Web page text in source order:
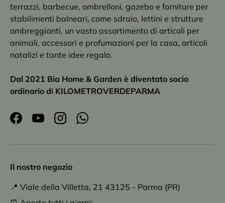
terrazzi, barbecue, ombrelloni, gazebo e forniture per
stabilimenti balneari, come sdraio, lettini e strutture
ombreggianti, un vasto assortimento di articoli per
animali, accessori e profumazioni per la casa, articoli
natalizi e tante idee regalo.
Dal 2021 Bia Home & Garden è diventato socio
ordinario di KILOMETROVERDEPARMA
FacebookYouTubeInstagramWhatsApp
Il nostro negozio
📍 Viale della Villetta, 21 43125 - Parma (PR)